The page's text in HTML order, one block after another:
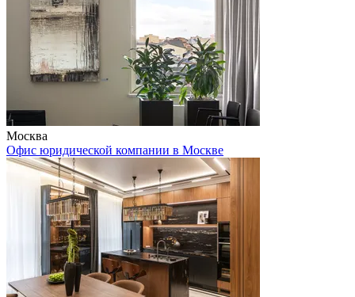
Москва
Офис юридической компании в Москве